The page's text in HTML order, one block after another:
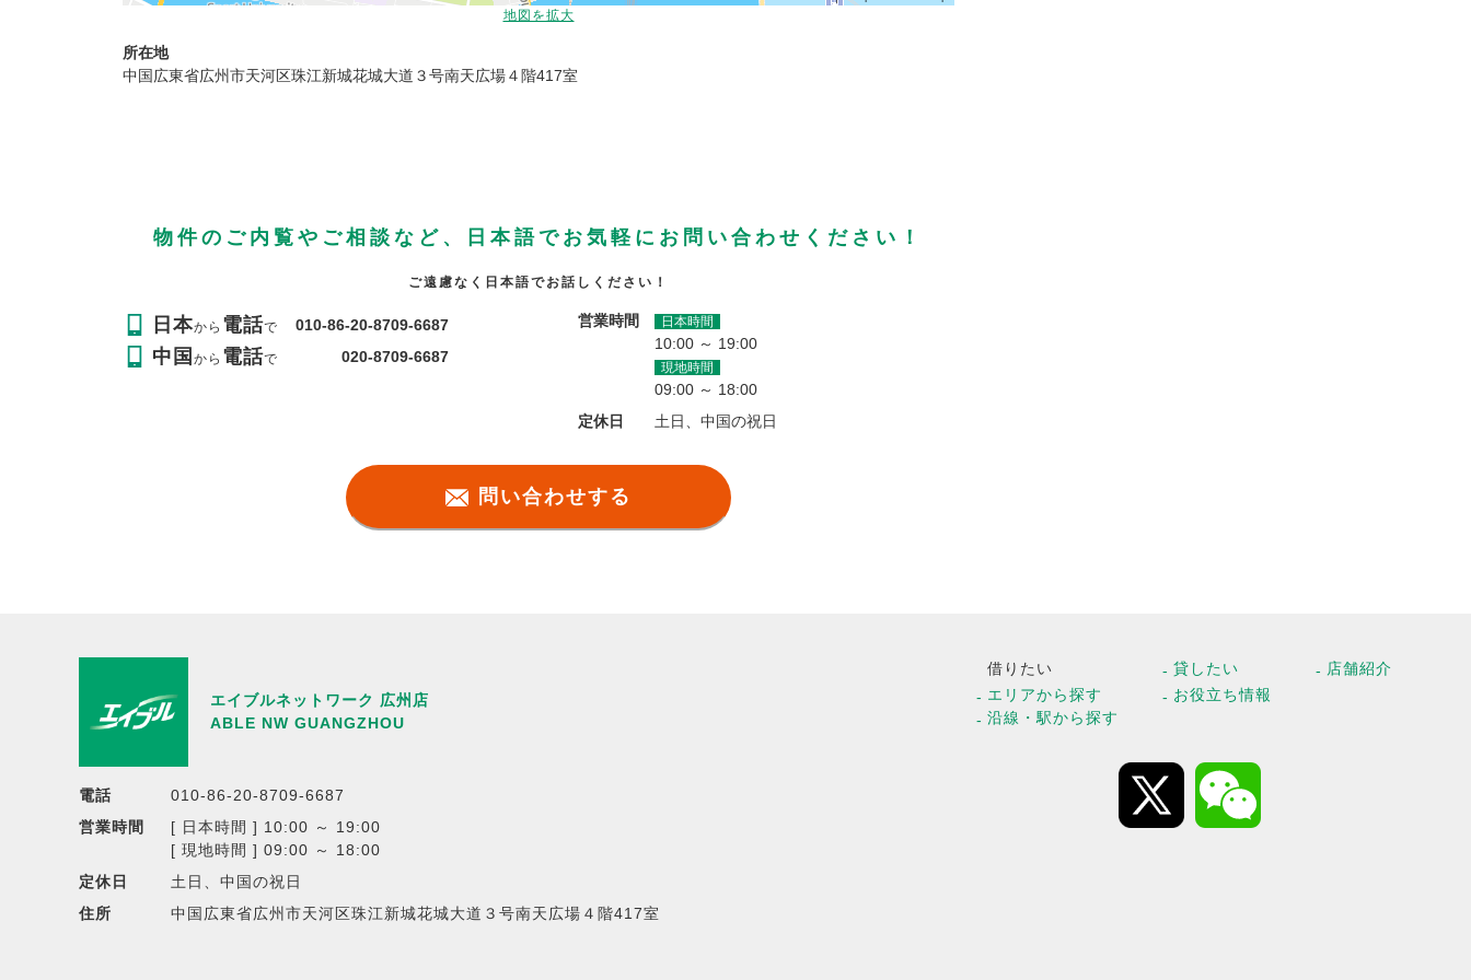
地図を拡大
所在地
中国広東省広州市天河区珠江新城花城大道３号南天広場４階417室
物件のご内覧やご相談など、日本語でお気軽にお問い合わせください！
ご遠慮なく日本語でお話しください！
日本から 電話で 010-86-20-8709-6687
中国から 電話で 020-8709-6687
営業時間 日本時間
10:00 ～ 19:00
現地時間
09:00 ～ 18:00
定休日
土日、中国の祝日
問い合わせする
エイブルネットワーク 広州店
ABLE NW GUANGZHOU
電話
010-86-20-8709-6687
営業時間
[ 日本時間 ] 10:00 ～ 19:00
[ 現地時間 ] 09:00 ～ 18:00
定休日
土日、中国の祝日
住所
中国広東省広州市天河区珠江新城花城大道３号南天広場４階417室
借りたい
エリアから探す
沿線・駅から探す
貸したい
お役立ち情報
店舗紹介